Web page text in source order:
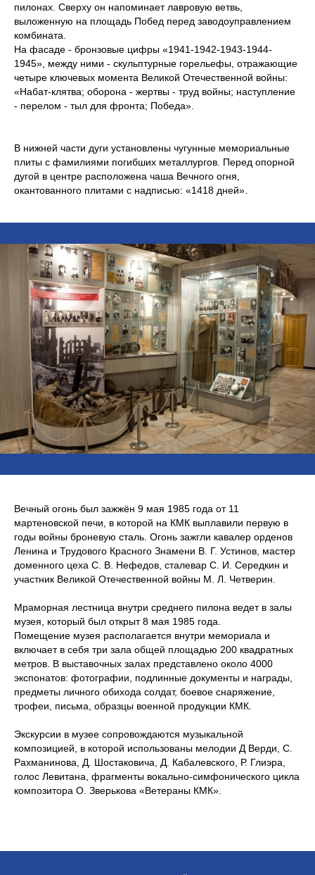
пилонах. Сверху он напоминает лавровую ветвь,
выложенную на площадь Побед перед заводоуправлением
комбината.
На фасаде - бронзовые цифры «1941-1942-1943-1944-
1945», между ними - скульптурные горельефы, отражающие
четыре ключевых момента Великой Отечественной войны:
«Набат-клятва; оборона - жертвы - труд войны; наступление
- перелом - тыл для фронта; Победа».
В нижней части дуги установлены чугунные мемориальные
плиты с фамилиями погибших металлургов. Перед опорной
дугой в центре расположена чаша Вечного огня,
окантованного плитами с надписью: «1418 дней».
Вечный огонь был зажжён 9 мая 1985 года от 11
мартеновской печи, в которой на КМК выплавили первую в
годы войны броневую сталь. Огонь зажгли кавалер орденов
Ленина и Трудового Красного Знамени В. Г. Устинов, мастер
доменного цеха С. В. Нефедов, сталевар С. И. Середкин и
участник Великой Отечественной войны М. Л. Четверин.
Мраморная лестница внутри среднего пилона ведет в залы
музея, который был открыт 8 мая 1985 года.
Помещение музея располагается внутри мемориала и
включает в себя три зала общей площадью 200 квадратных
метров. В выставочных залах представлено около 4000
экспонатов: фотографии, подлинные документы и награды,
предметы личного обихода солдат, боевое снаряжение,
трофеи, письма, образцы военной продукции КМК.
Экскурсии в музее сопровождаются музыкальной
композицией, в которой использованы мелодии Д Верди, С.
Рахманинова, Д. Шостаковича, Д. Кабалевского, Р. Глиэра,
голос Левитана, фрагменты вокально-симфонического цикла
композитора О. Зверькова «Ветераны КМК».